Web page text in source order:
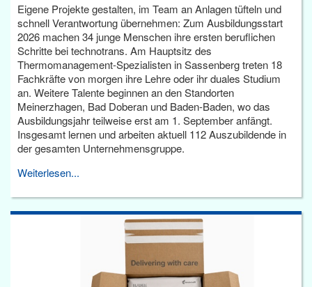
Eigene Projekte gestalten, im Team an Anlagen tüfteln und
schnell Verantwortung übernehmen: Zum Ausbildungsstart
2026 machen 34 junge Menschen ihre ersten beruflichen
Schritte bei technotrans. Am Hauptsitz des
Thermomanagement-Spezialisten in Sassenberg treten 18
Fachkräfte von morgen ihre Lehre oder ihr duales Studium
an. Weitere Talente beginnen an den Standorten
Meinerzhagen, Bad Doberan und Baden-Baden, wo das
Ausbildungsjahr teilweise erst am 1. September anfängt.
Insgesamt lernen und arbeiten aktuell 112 Auszubildende in
der gesamten Unternehmensgruppe.
Weiterlesen...